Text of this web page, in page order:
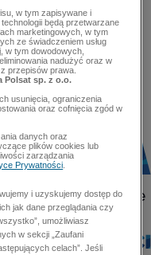
w tym zapisywane i
będą przetwarzane
marketingowych, w tym
ze świadczeniem usług
w tym dowodowych,
nadużyć oraz w
przepisów prawa.
Polsat sp. z o.o.
usunięcia, ograniczenia
oraz cofnięcia zgód w
danych oraz
plików cookies lub
zarządzania
Prywatności
i uzyskujemy dostęp do
jak dane przeglądania czy
umożliwiasz
w sekcji „Zaufani
celach”. Jeśli